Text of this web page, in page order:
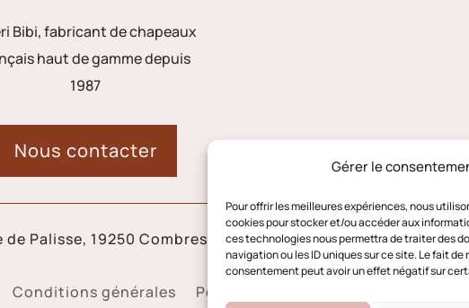
Gérer le
Pour offrir les meilleures expériences, nous
cookies pour stocker et/ou accéder aux
ces technologies nous permettra de traiter des
navigation ou les ID uniques sur ce site. Le fait
consentement peut avoir un effet négatif sur
Bibi, fabricant de chapeaux
haut de gamme depuis
1987
Nous contacter
de Palisse, 19250 Combressol
Conditions générales Politique de cookies (UE)